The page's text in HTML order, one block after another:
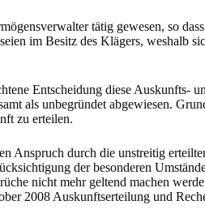
tätig gewesen, so
im Besitz des Klägers, weshalb
Entscheidung diese Auskunfts-
als unbegründet abgewiesen.
zu erteilen.
Anspruch durch die unstreitig
der besonderen
nicht mehr geltend machen
2008 Auskunftserteilung und